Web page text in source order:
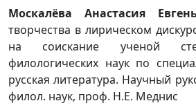
Москалёва Анастасия
творчества в лирическом
на соискание ученой
филологических наук по
русская литература. Научный
филол. наук, проф. Н.Е. Меднис